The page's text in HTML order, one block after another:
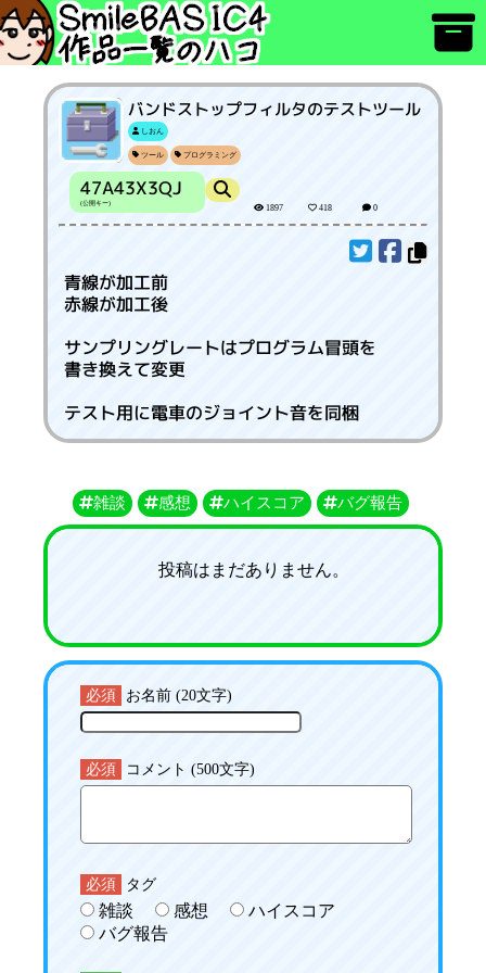
バンドストップフィルタのテストツール
しおん
ツール プログラミング
47A43X3QJ
(公開キー) 1897 418 0
青線が加工前
赤線が加工後
サンプリングレートはプログラム冒頭を
書き換えて変更
テスト用に電車のジョイント音を同梱
雑談 感想 ハイスコア バグ報告
投稿はまだありません。
必須 お名前 (20文字)
必須 コメント (500文字)
必須 タグ
雑談 感想
ハイスコア
バグ報告